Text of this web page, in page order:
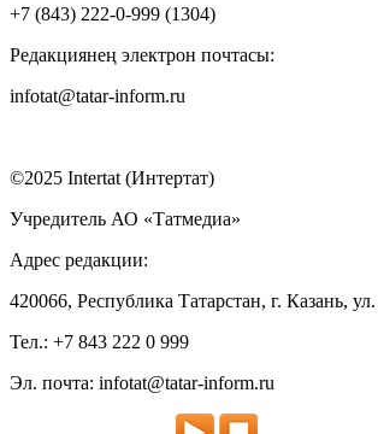
+7 (843) 222-0-999 (1304)
Редакциянең электрон почтасы:
infotat@tatar-inform.ru
©2025 Intertat (Интертат)
Учредитель АО «Татмедиа»
Адрес редакции:
420066, Республика Татарстан, г. Казань,
Тел.: +7 843 222 0 999
Эл. почта: infotat@tatar-inform.ru